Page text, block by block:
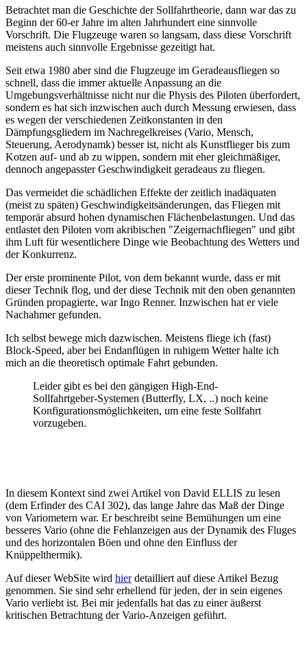
Betrachtet man die Geschichte der Sollfahrtheorie, dann war das zu
Beginn der 60-er Jahre im alten Jahrhundert eine sinnvolle
Vorschrift. Die Flugzeuge waren so langsam, dass diese Vorschrift
meistens auch sinnvolle Ergebnisse gezeitigt hat.
Seit etwa 1980 aber sind die Flugzeuge im Geradeausfliegen so
schnell, dass die immer aktuelle Anpassung an die
Umgebungsverhältnisse nicht nur die Physis des Piloten überfordert,
sondern es hat sich inzwischen auch durch Messung erwiesen, dass
es wegen der verschiedenen Zeitkonstanten in den
Dämpfungsgliedern im Nachregelkreises (Vario, Mensch,
Steuerung, Aerodynamk) besser ist, nicht als Kunstflieger bis zum
Kotzen auf- und ab zu wippen, sondern mit eher gleichmäßiger,
dennoch angepasster Geschwindigkeit geradeaus zu fliegen.
Das vermeidet die schädlichen Effekte der zeitlich inadäquaten
(meist zu späten) Geschwindigkeitsänderungen, das Fliegen mit
temporär absurd hohen dynamischen Flächenbelastungen. Und das
entlastet den Piloten vom akribischen "Zeigernachfliegen" und gibt
ihm Luft für wesentlichere Dinge wie Beobachtung des Wetters und
der Konkurrenz.
Der erste prominente Pilot, von dem bekannt wurde, dass er mit
dieser Technik flog, und der diese Technik mit den oben genannten
Gründen propagierte, war Ingo Renner. Inzwischen hat er viele
Nachahmer gefunden.
Ich selbst bewege mich dazwischen. Meistens fliege ich (fast)
Block-Speed, aber bei Endanflügen in ruhigem Wetter halte ich
mich an die theoretisch optimale Fahrt gebunden.
Leider gibt es bei den gängigen High-End-
Sollfahrtgeber-Systemen (Butterfly, LX, ..) noch keine
Konfigurationsmöglichkeiten, um eine feste Sollfahrt
vorzugeben.
In diesem Kontext sind zwei Artikel von David ELLIS zu lesen
(dem Erfinder des CAI 302), das lange Jahre das Maß der Dinge
von Variometern war. Er beschreibt seine Bemühungen um eine
besseres Vario (ohne die Fehlanzeigen aus der Dynamik des Fluges
und des horizontalen Böen und ohne den Einfluss der
Knüppelthermik).
Auf dieser WebSite wird hierdetailliert auf diese Artikel Bezug
genommen. Sie sind sehr erhellend für jeden, der in sein eigenes
Vario verliebt ist. Bei mir jedenfalls hat das zu einer äußerst
kritischen Betrachtung der Vario-Anzeigen geführt.